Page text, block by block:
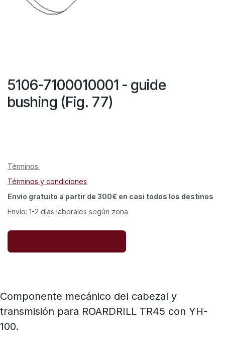
5106-7100010001 - guide
bushing (Fig. 77)
Términos
Términos y condiciones
Envío gratuito a partir de 300€ en casi todos los destinos
Envío: 1-2 días laborales según zona
Componente mecánico del cabezal y
transmisión para ROARDRILL TR45 con YH-
100.